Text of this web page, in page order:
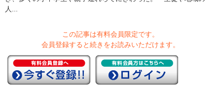
人...
この記事は有料会員限定です。
会員登録すると続きをお読みいただけます。